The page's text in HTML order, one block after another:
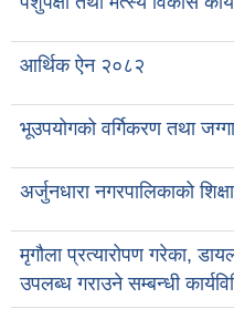
आर्थिक ऐन २०८२
भूउपयोगको वर्गिकरण तथा
अर्जुनधारा नगरपालिकाको
मृगौला प्रत्यारोपण गरेका,
उपलब्ध गराउने सम्बन्धी